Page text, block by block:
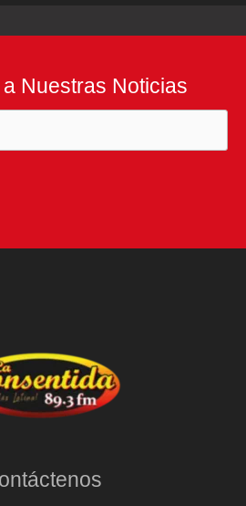
Nuestras Noticias